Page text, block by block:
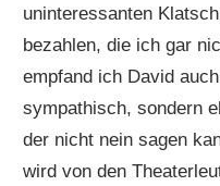
uninteressanten
bezahlen, die ich gar
empfand ich David
sympathisch, sondern
der nicht nein sagen
wird von den